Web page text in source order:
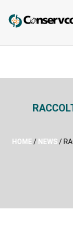
HOME / NEWS/